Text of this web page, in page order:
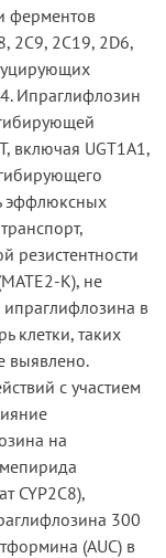
ферментов
2C9, 2C19, 2D6,
Ипраглифлозин
включая UGT1A1,
эффлюксных
резистентности
K), не
в
клетки, таких
выявлено.
с участием
на
CYP2C8),
300
(AUC) в